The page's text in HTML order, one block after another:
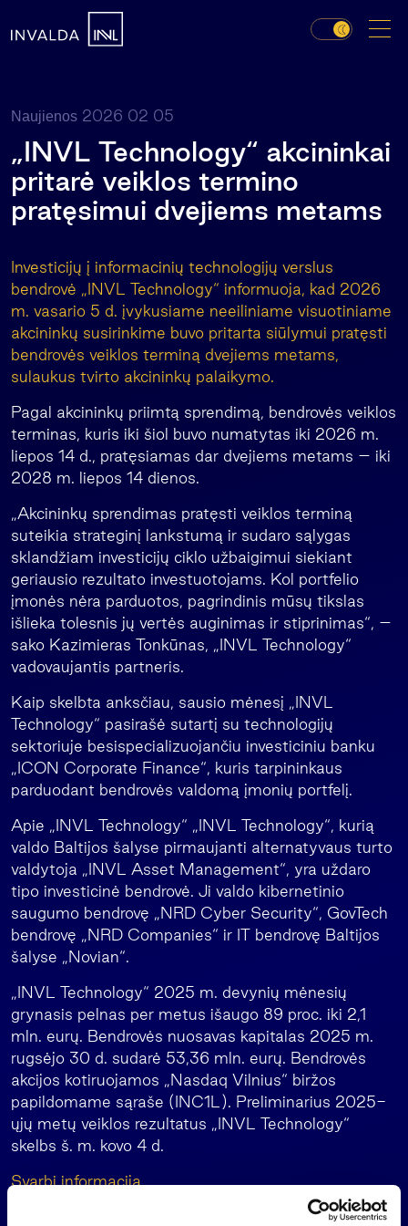
Naujienos 2026 02 05
„INVL Technology“ akcininkai
pritarė veiklos termino
pratęsimui dvejiems metams
Investicijų į informacinių technologijų verslus
bendrovė „INVL Technology“ informuoja, kad 2026
m. vasario 5 d. įvykusiame neeiliniame visuotiniame
akcininkų susirinkime buvo pritarta siūlymui pratęsti
bendrovės veiklos terminą dvejiems metams,
sulaukus tvirto akcininkų palaikymo.
Pagal akcininkų priimtą sprendimą, bendrovės veiklos
terminas, kuris iki šiol buvo numatytas iki 2026 m.
liepos 14 d., pratęsiamas dar dvejiems metams – iki
2028 m. liepos 14 dienos.
„Akcininkų sprendimas pratęsti veiklos terminą
suteikia strateginį lankstumą ir sudaro sąlygas
sklandžiam investicijų ciklo užbaigimui siekiant
geriausio rezultato investuotojams. Kol portfelio
įmonės nėra parduotos, pagrindinis mūsų tikslas
išlieka tolesnis jų vertės auginimas ir stiprinimas“, –
sako Kazimieras Tonkūnas, „INVL Technology“
vadovaujantis partneris.
Kaip skelbta anksčiau, sausio mėnesį „INVL
Technology“ pasirašė sutartį su technologijų
sektoriuje besispecializuojančiu investiciniu banku
„ICON Corporate Finance“, kuris tarpininkaus
parduodant bendrovės valdomą įmonių portfelį.
Apie „INVL Technology“ „INVL Technology“, kurią
valdo Baltijos šalyse pirmaujanti alternatyvaus turto
valdytoja „INVL Asset Management“, yra uždaro
tipo investicinė bendrovė. Ji valdo kibernetinio
saugumo bendrovę „NRD Cyber Security“, GovTech
bendrovę „NRD Companies“ ir IT bendrovę Baltijos
šalyse „Novian“.
„INVL Technology“ 2025 m. devynių mėnesių
grynasis pelnas per metus išaugo 89 proc. iki 2,1
mln. eurų. Bendrovės nuosavas kapitalas 2025 m.
rugsėjo 30 d. sudarė 53,36 mln. eurų. Bendrovės
akcijos kotiruojamos „Nasdaq Vilnius“ biržos
papildomame sąraše (INC1L). Preliminarius 2025-
ųjų metų veiklos rezultatus „INVL Technology“
skelbs š. m. kovo 4 d.
Svarbi informacija
Tai yra rinkodaros pranešimas, kuris nėra ir negali